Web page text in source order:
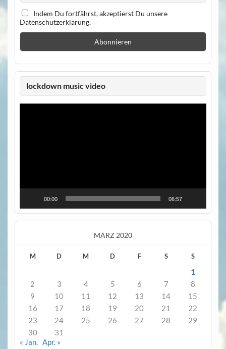
Indem Du fortfährst, akzeptierst Du unsere
Datenschutzerklärung.
lockdown music video
Video-
00:00 06:57
MÄRZ 2020
M D M D F S S
1
2
3 4 5 6 7
8
9
10 11 12 13 14
15
16
17 18 19 20 21
22
23
24 25 26 27 28
29
30
31
« Jan. Apr. »